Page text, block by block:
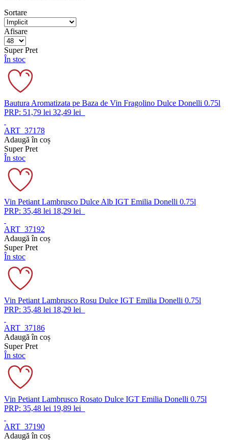
Sortare
Afisare
Super Pret
În stoc
Bautura Aromatizata pe Baza de Vin Fragolino Dulce Donelli 0.75l
PRP: 51,79 lei 32,49 lei
ART_37178
Adaugă în coș
Super Pret
În stoc
Vin Petiant Lambrusco Dulce Alb IGT Emilia Donelli 0.75l
PRP: 35,48 lei 18,29 lei
ART_37192
Adaugă în coș
Super Pret
În stoc
Vin Petiant Lambrusco Rosu Dulce IGT Emilia Donelli 0.75l
PRP: 35,48 lei 18,29 lei
ART_37186
Adaugă în coș
Super Pret
În stoc
Vin Petiant Lambrusco Rosato Dulce IGT Emilia Donelli 0.75l
PRP: 35,48 lei 19,89 lei
ART_37190
Adaugă în coș